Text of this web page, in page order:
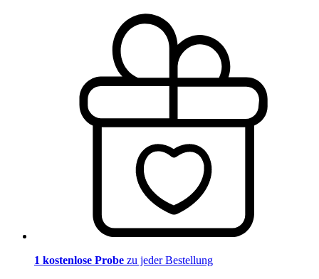
1 kostenlose Probe zu jeder Bestellung